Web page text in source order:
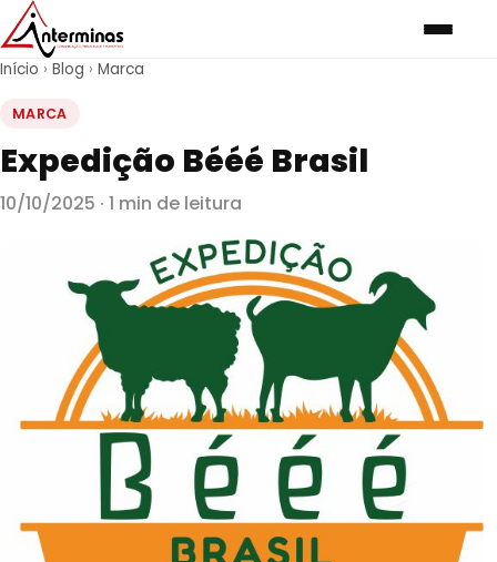
Início › Blog › Marca
MARCA
Expedição Bééé Brasil
10/10/2025 · 1 min de leitura